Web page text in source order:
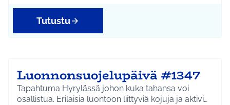
Tutustu
Luonnonsuojelupäivä #1347
Tapahtuma Hyrylässä johon kuka tahansa voi
osallistua. Erilaisia luontoon liittyviä kojuja ja aktivi…